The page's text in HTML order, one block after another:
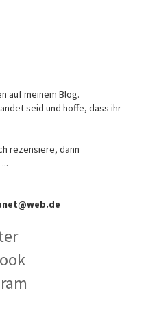
auf meinem Blog.
seid und hoffe, dass ihr
rezensiere, dann